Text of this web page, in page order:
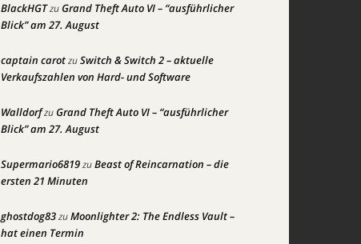
BlackHGTzuGrand Theft Auto VI – “ausführlicher
Blick” am 27. August
captain carotzuSwitch & Switch 2 – aktuelle
Verkaufszahlen von Hard- und Software
WalldorfzuGrand Theft Auto VI – “ausführlicher
Blick” am 27. August
Supermario6819zuBeast of Reincarnation – die
ersten 21 Minuten
ghostdog83zuMoonlighter 2: The Endless Vault –
hat einen Termin